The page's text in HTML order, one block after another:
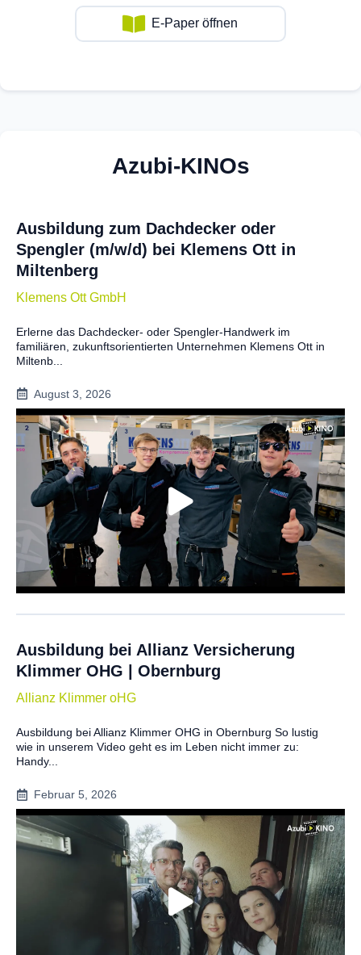
E-Paper öffnen
Azubi-KINOs
Ausbildung zum Dachdecker oder
Spengler (m/w/d) bei Klemens Ott in
Miltenberg
Klemens Ott GmbH
Erlerne das Dachdecker- oder Spengler-Handwerk im
familiären, zukunftsorientierten Unternehmen Klemens Ott in
Miltenb...
August 3, 2026
Ausbildung bei Allianz Versicherung
Klimmer OHG | Obernburg
Allianz Klimmer oHG
Ausbildung bei Allianz Klimmer OHG in Obernburg So lustig
wie in unserem Video geht es im Leben nicht immer zu:
Handy...
Februar 5, 2026